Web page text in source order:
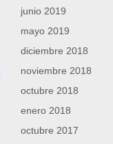
junio 2019
mayo 2019
diciembre 2018
noviembre 2018
octubre 2018
enero 2018
octubre 2017